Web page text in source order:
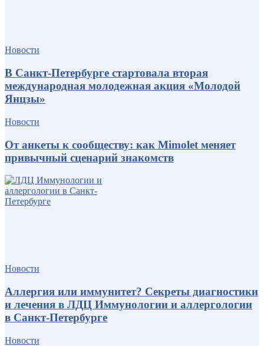
Новости
В Санкт-Петербурге стартовала вторая
международная молодежная акция «Молодой
Янцзы»
Новости
От анкеты к сообществу: как Mimolet меняет
привычный сценарий знакомств
Новости
Аллергия или иммунитет? Секреты диагностики
и лечения в ЛДЦ Иммунологии и аллергологии
в Санкт-Петербурге
Новости